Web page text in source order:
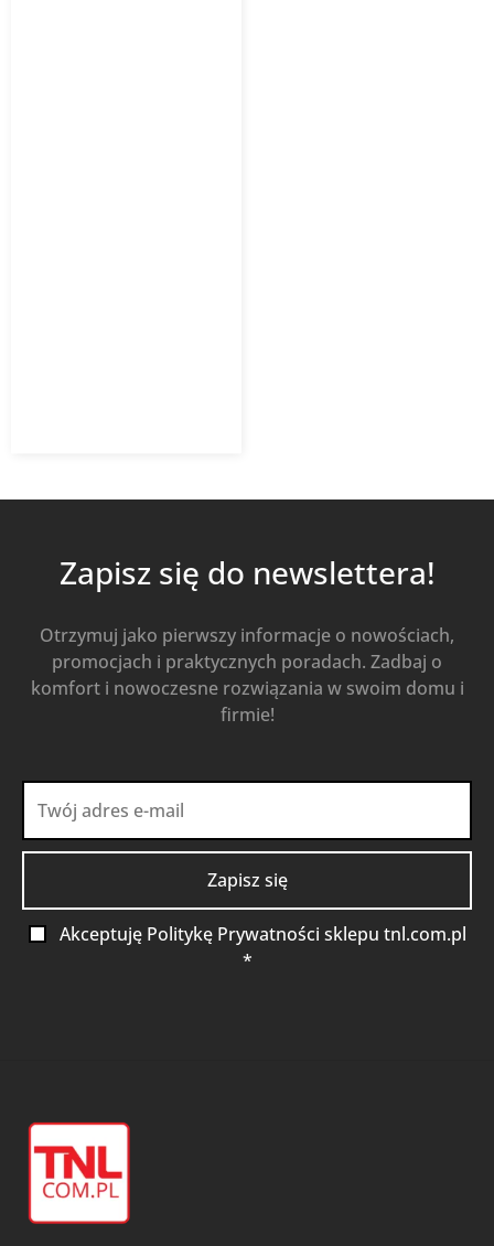
Zapisz się do newslettera!
Otrzymuj jako pierwszy informacje o nowościach,
promocjach i praktycznych poradach. Zadbaj o
komfort i nowoczesne rozwiązania w swoim domu i
firmie!
Akceptuję Politykę Prywatności sklepu tnl.com.pl
*